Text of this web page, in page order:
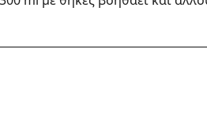
χρήσεων για φακούς